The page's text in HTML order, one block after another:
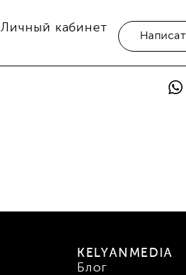
Личный кабинет
KELYANMEDIA
Блог